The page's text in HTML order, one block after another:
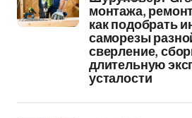
монтажа,
как подобрать
саморезы
сверление,
длительную
усталости